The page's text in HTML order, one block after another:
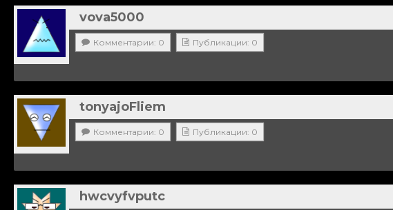
vova5000
Комментарии: 0 Публикации: 0
tonyajoFliem
Комментарии: 0 Публикации: 0
hwcvyfvputc